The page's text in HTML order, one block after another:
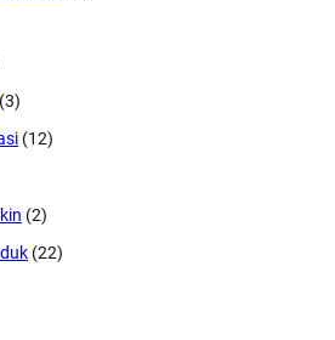
(3)
(12)
(2)
(22)